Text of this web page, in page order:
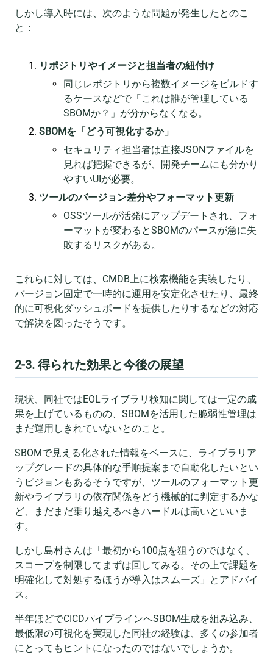
しかし導入時には、次のような問題が発生したとのこ
と：
リポジトリやイメージと担当者の紐付け
同じレポジトリから複数イメージをビルドす
るケースなどで「これは誰が管理している
SBOMか？」が分からなくなる。
SBOMを「どう可視化するか」
セキュリティ担当者は直接JSONファイルを
見れば把握できるが、開発チームにも分かり
やすいUIが必要。
ツールのバージョン差分やフォーマット更新
OSSツールが活発にアップデートされ、フォ
ーマットが変わるとSBOMのパースが急に失
敗するリスクがある。
これらに対しては、CMDB上に検索機能を実装したり、
バージョン固定で一時的に運用を安定化させたり、最終
的に可視化ダッシュボードを提供したりするなどの対応
で解決を図ったそうです。
2-3. 得られた効果と今後の展望
現状、同社ではEOLライブラリ検知に関しては一定の成
果を上げているものの、SBOMを活用した脆弱性管理は
まだ運用しきれていないとのこと。
SBOMで見える化された情報をベースに、ライブラリア
ップグレードの具体的な手順提案まで自動化したいとい
うビジョンもあるそうですが、ツールのフォーマット更
新やライブラリの依存関係をどう機械的に判定するかな
ど、まだまだ乗り越えるべきハードルは高いといいま
す。
しかし島村さんは「最初から100点を狙うのではなく、
スコープを制限してまずは回してみる。その上で課題を
明確化して対処するほうが導入はスムーズ」とアドバイ
ス。
半年ほどでCICDパイプラインへSBOM生成を組み込み、
最低限の可視化を実現した同社の経験は、多くの参加者
にとってもヒントになったのではないでしょうか。